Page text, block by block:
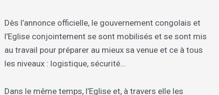
Dès l’annonce officielle, le gouvernement congolais et
l’Eglise conjointement se sont mobilisés et se sont mis
au travail pour préparer au mieux sa venue et ce à tous
les niveaux : logistique, sécurité…
Dans le même temps, l’Eglise et, à travers elle les